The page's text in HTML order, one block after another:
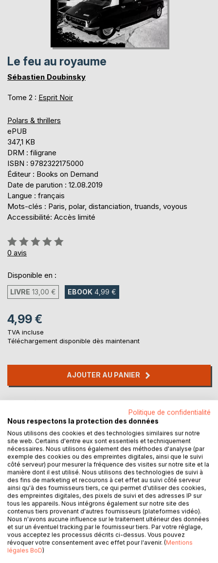
Le feu au royaume
Sébastien Doubinsky
Tome 2 : Esprit Noir
Polars & thrillers
ePUB
347,1 KB
DRM : filigrane
ISBN : 9782322175000
Éditeur : Books on Demand
Date de parution : 12.08.2019
Langue : français
Mots-clés : Paris, polar, distanciation, truands, voyous
Accessibilité: Accès limité
Évaluation:
0%
0 avis
Disponible en :
LIVRE 13,00 € EBOOK 4,99 €
4,99 €
TVA incluse
Téléchargement disponible dès maintenant
AJOUTER AU PANIER
Ajouter à ma liste d'envies
DESCRIPTION
"Star" et "Le feu au royaume" sont deux polars parus en
2007 et 2012 chez L'écailler. Un diptyque très noir mettant
en scène un grand flic "à l'ancienne", Bourdeau, face à des
figures classiques du roman noir, autrement dit des putes,
des macs, des demi-sel et de vrais voyous, des flics, des
Politique de confidentialité
Nous respectons la protection des données
Nous utilisons des cookies et des technologies similaires sur notre
site web. Certains d'entre eux sont essentiels et techniquement
nécessaires. Nous utilisons également des méthodes d'analyse (par
exemple des cookies ou des empreintes digitales, ainsi que le suivi
côté serveur) pour mesurer la fréquence des visites sur notre site et la
manière dont il est utilisé. Nous utilisons des technologies de suivi à
des fins de marketing et recourons à cet effet au suivi côté serveur
ainsi qu'à des fournisseurs tiers, ce qui permet d'utiliser des cookies,
des empreintes digitales, des pixels de suivi et des adresses IP sur
tous les appareils. Nous intégrons également sur notre site des
contenus tiers provenant d'autres fournisseurs (plateformes vidéo).
Nous n'avons aucune influence sur le traitement ultérieur des données
et sur un éventuel tracking par le fournisseur tiers. Par votre réglage,
vous acceptez les processus décrits ci-dessus. Vous pouvez
révoquer votre consentement avec effet pour l'avenir. (Mentions
légales BoD)